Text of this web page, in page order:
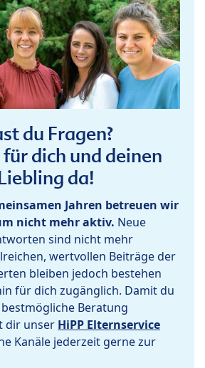
du Fragen?
dich und deinen
da!
Jahren betreuen wir
nicht mehr aktiv. Neue
sind nicht mehr
wertvollen Beiträge der
bleiben jedoch bestehen
für dich zugänglich. Damit du
Beratung
dir unser HiPP Elternservice
Kanäle jederzeit gerne zur